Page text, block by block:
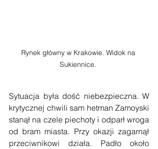
Rynek główny w Krakowie. Widok na
Sukiennice.
Sytuacja była dość niebezpieczna. W
krytycznej chwili sam hetman Zamoyski
stanął na czele piechoty i odparł wroga
od bram miasta. Przy okazji zagarnął
przeciwnikowi działa. Padło około